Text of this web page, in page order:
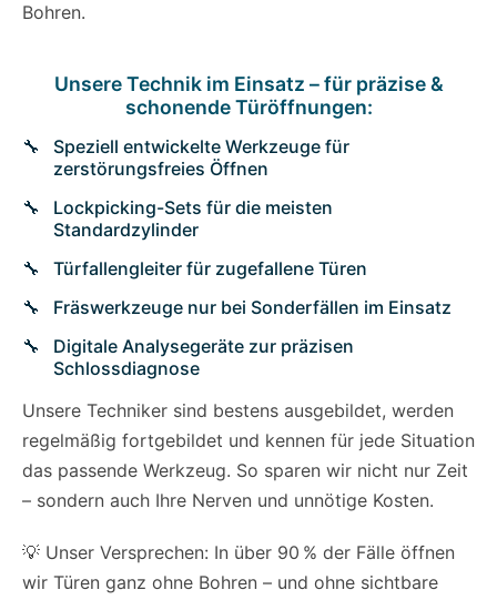
Bohren.
Unsere Technik im Einsatz – für präzise &
schonende Türöffnungen:
Speziell entwickelte Werkzeuge für
zerstörungsfreies Öffnen
Lockpicking-Sets für die meisten
Standardzylinder
Türfallengleiter für zugefallene Türen
Fräswerkzeuge nur bei Sonderfällen im Einsatz
Digitale Analysegeräte zur präzisen
Schlossdiagnose
Unsere Techniker sind bestens ausgebildet, werden
regelmäßig fortgebildet und kennen für jede Situation
das passende Werkzeug. So sparen wir nicht nur Zeit
– sondern auch Ihre Nerven und unnötige Kosten.
💡 Unser Versprechen: In über 90 % der Fälle öffnen
wir Türen ganz ohne Bohren – und ohne sichtbare